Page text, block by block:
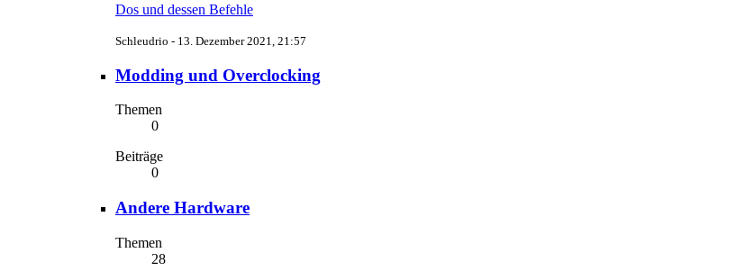
Dos und dessen Befehle
Schleudrio - 13. Dezember 2021, 21:57
Modding und Overclocking
Themen
0
Beiträge
0
Andere Hardware
Themen
28